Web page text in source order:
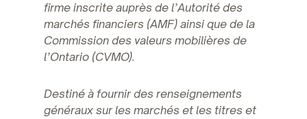
firme inscrite auprès de l’Autorité des
marchés financiers (AMF) ainsi que de la
Commission des valeurs mobilières de
l’Ontario (CVMO).
Destiné à fournir des renseignements
généraux sur les marchés et les titres et